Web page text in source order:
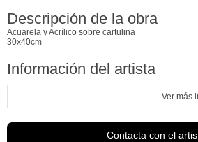
Descripción de la obra
Acuarela y Acrílico sobre cartulina
30x40cm
Información del artista
Ver más
Contacta con el